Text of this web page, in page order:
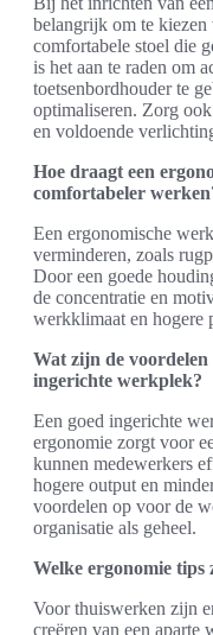
belangrijk om te kiezen
comfortabele stoel die
is het aan te raden om
toetsenbordhouder te
optimaliseren. Zorg
en voldoende
Hoe draagt een
comfortabeler
Een ergonomische
verminderen, zoals
Door een goede
de concentratie en
werkklimaat en hogere
Wat zijn de
ingerichte werkplek?
Een goed ingerichte
ergonomie zorgt voor
kunnen medewerkers
hogere output en
voordelen op voor de
organisatie als geheel.
Welke ergonomie
Voor thuiswerken zijn
creëren van een aparte